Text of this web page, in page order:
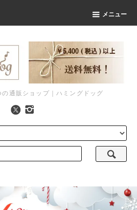
メニュー
の通販ショップ｜ハミングドッグ